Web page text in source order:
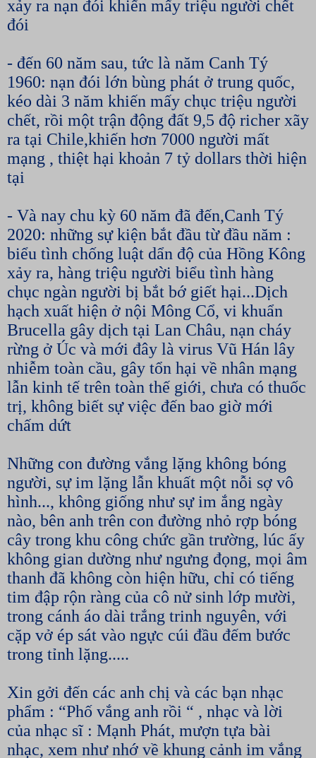
xảy ra nạn đói khiến mấy triệu người chết
đói
- đến 60 năm sau, tức là năm Canh Tý
1960: nạn đói lớn bùng phát ở trung quốc,
kéo dài 3 năm khiến mấy chục triệu người
chết, rồi một trận động đất 9,5 độ richer xãy
ra tại Chile,khiến hơn 7000 người mất
mạng , thiệt hại khoản 7 tỷ dollars thời hiện
tại
- Và nay chu kỳ 60 năm đã đến,Canh Tý
2020: những sự kiện bắt đầu từ đầu năm :
biểu tình chống luật dẩn độ của Hồng Kông
xảy ra, hàng triệu người biểu tình hàng
chục ngàn người bị bắt bớ giết hại...Dịch
hạch xuất hiện ở nội Mông Cổ, vi khuẩn
Brucella gây dịch tại Lan Châu, nạn cháy
rừng ở Úc và mới đây là virus Vũ Hán lây
nhiễm toàn cầu, gây tổn hại về nhân mạng
lẫn kinh tế trên toàn thế giới, chưa có thuốc
trị, không biết sự việc đến bao giờ mới
chấm dứt
Những con đường vắng lặng không bóng
người, sự im lặng lẫn khuất một nỗi sợ vô
hình..., không giống như sự im ắng ngày
nào, bên anh trên con đường nhỏ rợp bóng
cây trong khu công chức gần trường, lúc ấy
không gian dường như ngưng đọng, mọi âm
thanh đã không còn hiện hữu, chỉ có tiếng
tim đập rộn ràng của cô nử sinh lớp mười,
trong cánh áo dài trắng trinh nguyên, với
cặp vở ép sát vào ngực cúi đầu đếm bước
trong tỉnh lặng.....
Xin gởi đến các anh chị và các bạn nhạc
phẩm : “Phố vắng anh rồi “ , nhạc và lời
của nhạc sĩ : Mạnh Phát, mượn tựa bài
nhạc, xem như nhớ về khung cảnh im vắng